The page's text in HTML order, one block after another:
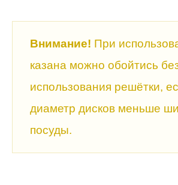
Внимание! При
казана можно обойтись
использования решётки,
диаметр дисков меньше
посуды.